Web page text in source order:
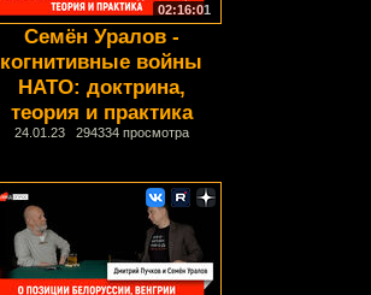
02:16:01
Семён Уралов -
когнитивные войны
НАТО: доктрина,
теория и практика
24.01.23 294334 просмотра